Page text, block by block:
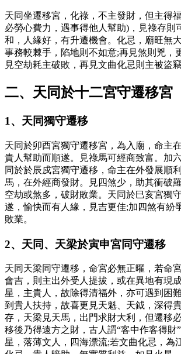
天同坐遷移宮，化祿，不主發財，但主得
必勞心費力，遇事得他人幫助)，見祿存則
和，人緣好，有升遷機會。化忌，廟旺無
事務較棘手，陷地則不如意;再見煞則兇，
見空劫耗主破敗，再見文曲化忌則主被盜竊
二、天同於十二宮守遷移宮
1、天同獨守遷移
天同於卯酉宮獨守遷移宮，為入廟，命主
貴人幫助而順遂。見祿馬可經商致富。加
同於於辰戍宮獨守遷移，命主在外發展順
馬，在外經商發財。見四煞少，助其衝破
空劫或煞多，破財敗業。天同於巳亥宮獨
遂，愉快而有人緣，見吉更佳;加四煞有紛
敗業。
2、天同、天梁於寅申宮同守遷移
天同天梁同守遷移，命宮必無正曜，若命
會吉，則主出外受人提拔，或在異地有現
星，主貴人，故除得清福外，亦可遇到困
到貴人扶持，故喜更見天魁、天鉞，深得
存，天梁見天馬，出門求財大利，但遷移
移後乃得遠方之財，古人謂“客中作客得財
星，落薄文人，四海漂流;若文曲化忌，為